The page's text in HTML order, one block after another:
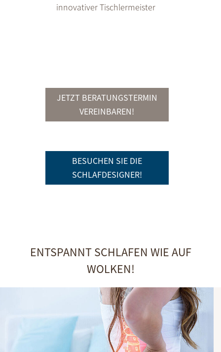
innovativer Tischlermeister
JETZT BERATUNGSTERMIN
VEREINBAREN!
BESUCHEN SIE DIE
SCHLAFDESIGNER!
ENTSPANNT SCHLAFEN WIE AUF
WOLKEN!